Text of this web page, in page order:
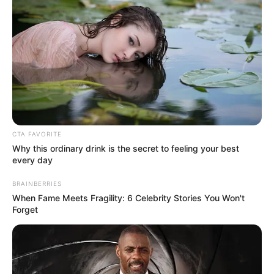
Sábado 4 de octubre:celebración del Día Mundial
de los Animales en el CEFE de Chapinero, con
jornada de adopción y actividades culturales (11:00
a.m. – 6:00 p.m.).
Domingo 5 de octubre:brigada de
para animales en condición de calleen Usme,
Tocaimita (7:00 a.m. – 11:00 a.m.).
Martes 7 de octubre:lanzamiento de la campaña
“Manejo responsable de excretas” en el Parque
Parkway (7:00 a.m. – 9:00 a.m.).
Miércoles 8 de octubre:
foro académico sobre
bienestar animal en la Universidad Antonio Nariño,
Sábado 11 de octubre:
Parque Simón Bolívar (6:30 a.m.).
Sábado 11 de octubre:
Animal con jornada de adopción en el Parque Nogal
(11:00 a.m. – 5:00 p.m.).
Domingo 12 de octubre:gran jornada de adopción
en el Centro Comercial Centro Mayor (11:00 a.m. –
CTA FAVORITE
Why this ordinary drink is the secret to feeling your best
every day
BRAINBERRIES
When Fame Meets Fragility: 6 Celebrity Stories You Won't
Forget